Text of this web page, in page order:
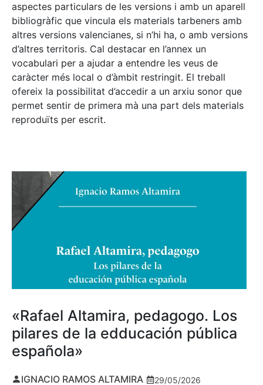
aspectes particulars de les versions i amb un aparell
bibliogràfic que vincula els materials tarbeners amb
altres versions valencianes, si n’hi ha, o amb versions
d’altres territoris. Cal destacar en l’annex un
vocabulari per a ajudar a entendre les veus de
caràcter més local o d’àmbit restringit. El treball
ofereix la possibilitat d’accedir a un arxiu sonor que
permet sentir de primera mà una part dels materials
reproduïts per escrit.
«Rafael Altamira, pedagogo. Los
pilares de la edducación pública
española»
IGNACIO RAMOS ALTAMIRA 29/05/2026